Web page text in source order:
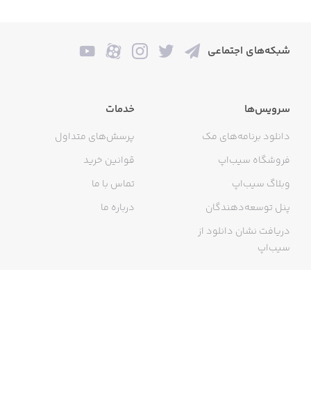
شبکه‌های اجتماعی
سرویس‌ها
دانلود برنامه‌های مک
فروشگاه سیب‌اپ
وبلاگ سیب‌اپ
پنل توسعه‌دهندگان
دریافت نشان دانلود از
سیب‌اپ
خدمات
پرسش‌های متداول
قوانین خرید
تماس با ما
درباره ما